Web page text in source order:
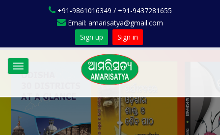
+91-9861016349 / +91-9437281655
Email: amarisatya@gmail.com
Sign up
Sign in
Toggle
navigation